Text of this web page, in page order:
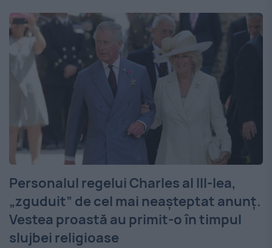
Personalul regelui Charles al III-lea,
„zguduit” de cel mai neașteptat anunț.
Vestea proastă au primit-o în timpul
slujbei religioase